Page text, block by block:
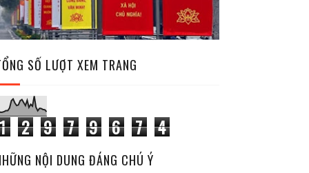
SỐ LƯỢT XEM TRANG
2 9 7 9 6 7 4
NỘI DUNG ĐÁNG CHÚ Ý